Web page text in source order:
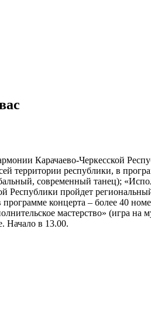
Карачаево-Черкесской
территории республики, в
современный танец);
Республики пройдет
концерта – более 40
мастерство» (игра
Начало в 13.00.